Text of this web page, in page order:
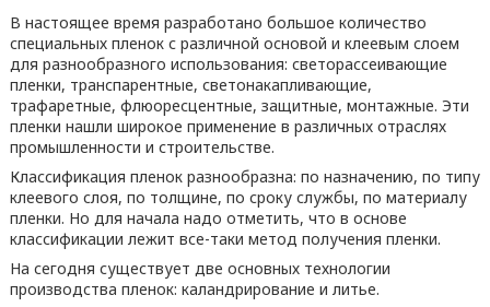
В настоящее время разработано большое количество
специальных пленок с различной основой и клеевым слоем
для разнообразного использования: светорассеивающие
пленки, транспарентные, светонакапливающие,
трафаретные, флюоресцентные, защитные, монтажные. Эти
пленки нашли широкое применение в различных отраслях
промышленности и строительстве.
Классификация пленок разнообразна: по назначению, по типу
клеевого слоя, по толщине, по сроку службы, по материалу
пленки. Но для начала надо отметить, что в основе
классификации лежит все-таки метод получения пленки.
На сегодня существует две основных технологии
производства пленок: каландрирование и литье.